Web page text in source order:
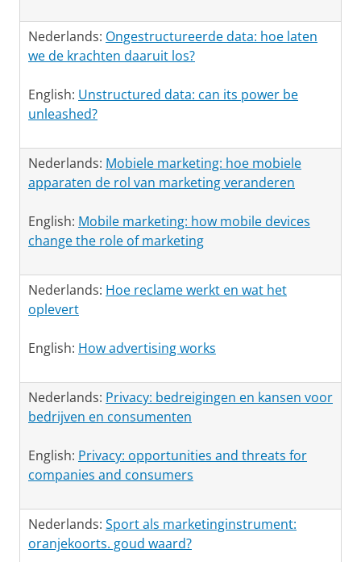
Nederlands: Ongestructureerde data: hoe laten
we de krachten daaruit los?
English: Unstructured data: can its power be
unleashed?
Nederlands: Mobiele marketing: hoe mobiele
apparaten de rol van marketing veranderen
English: Mobile marketing: how mobile devices
change the role of marketing
Nederlands: Hoe reclame werkt en wat het
oplevert
English: How advertising works
Nederlands: Privacy: bedreigingen en kansen voor
bedrijven en consumenten
English: Privacy: opportunities and threats for
companies and consumers
Nederlands: Sport als marketinginstrument:
oranjekoorts. goud waard?